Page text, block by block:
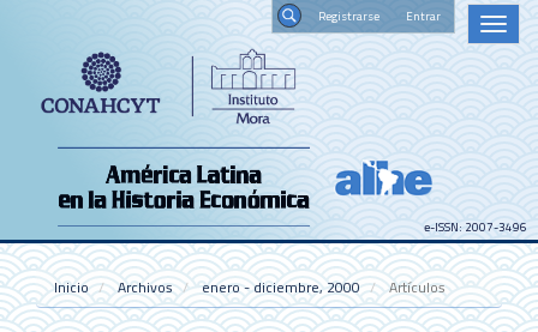
Contenido
principal
Barra
Toggle
e-ISSN: 2007-3496
Inicio Archivos enero - diciembre, 2000 Artículos